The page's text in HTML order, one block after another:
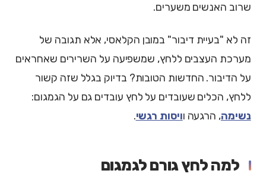
שרוב האנשים משערים.
זה לא "בעיית דיבור" במובן הקלאסי, אלא תגובה של
מערכת העצבים ללחץ, שמשפיעה על השרירים שאחראים
על הדיבור. החדשות הטובות? בדיוק בגלל שזה קשור
ללחץ, הכלים שעובדים על לחץ עובדים גם על הגמגום:
נשימה, הרגעה וויסות רגשי.
למה לחץ גורם לגמגום